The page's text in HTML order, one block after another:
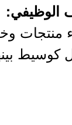
الوظيفي:
كوسيط